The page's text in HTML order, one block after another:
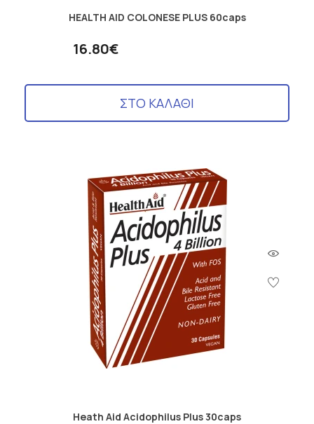
HEALTH AID COLONESE PLUS 60caps
16.80€
ΣΤΟ ΚΑΛΑΘΙ
Heath Aid Acidophilus Plus 30caps